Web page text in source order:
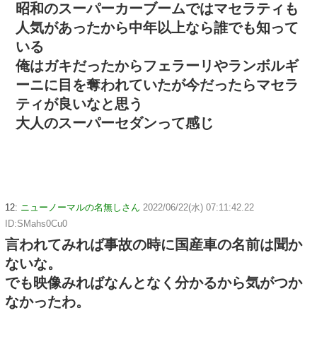
昭和のスーパーカーブームではマセラティも
人気があったから中年以上なら誰でも知って
いる
俺はガキだったからフェラーリやランボルギ
ーニに目を奪われていたが今だったらマセラ
ティが良いなと思う
大人のスーパーセダンって感じ
12: ニューノーマルの名無しさん 2022/06/22(水) 07:11:42.22
ID:SMahs0Cu0
言われてみれば事故の時に国産車の名前は聞か
ないな。
でも映像みればなんとなく分かるから気がつか
なかったわ。